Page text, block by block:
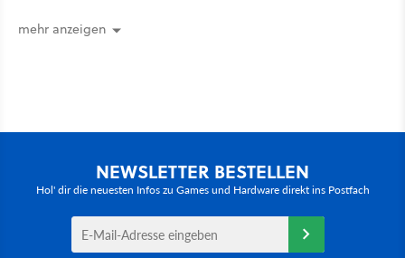
mehr anzeigen
NEWSLETTER BESTELLEN
Hol' dir die neuesten Infos zu Games und Hardware direkt ins Postfach